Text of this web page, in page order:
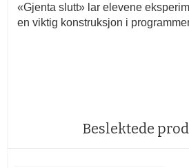
«Gjenta slutt» lar elevene
en viktig konstruksjon i
Beslektede